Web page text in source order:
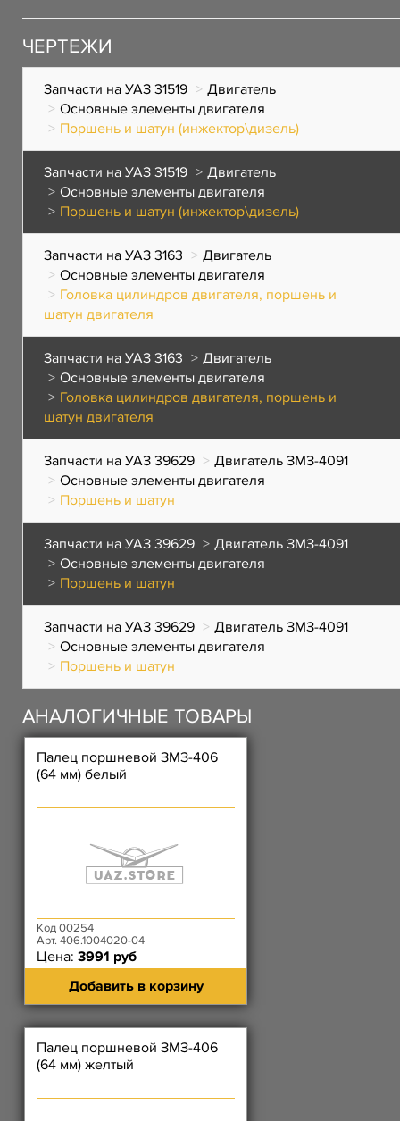
ЧЕРТЕЖИ
Запчасти на УАЗ 31519
Двигатель
Основные элементы двигателя
Поршень и шатун (инжектор\дизель)
Запчасти на УАЗ 31519
Двигатель
Основные элементы двигателя
Поршень и шатун (инжектор\дизель)
Запчасти на УАЗ 3163
Двигатель
Основные элементы двигателя
Головка цилиндров двигателя, поршень и
шатун двигателя
Запчасти на УАЗ 3163
Двигатель
Основные элементы двигателя
Головка цилиндров двигателя, поршень и
шатун двигателя
Запчасти на УАЗ 39629
Двигатель ЗМЗ-4091
Основные элементы двигателя
Поршень и шатун
Запчасти на УАЗ 39629
Двигатель ЗМЗ-4091
Основные элементы двигателя
Поршень и шатун
Запчасти на УАЗ 39629
Двигатель ЗМЗ-4091
Основные элементы двигателя
Поршень и шатун
АНАЛОГИЧНЫЕ ТОВАРЫ
Палец поршневой ЗМЗ-406
(64 мм) белый
Код 00254
Арт. 406.1004020-04
Цена: 3991 руб
Добавить в корзину
Палец поршневой ЗМЗ-406
(64 мм) желтый